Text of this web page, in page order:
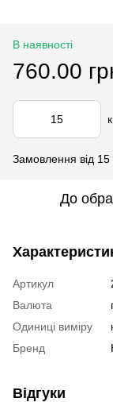
В наявності
760.00
Замовлення від 15
До
Артикул
Валюта
Одиниці виміру
Бренд
Відгуки